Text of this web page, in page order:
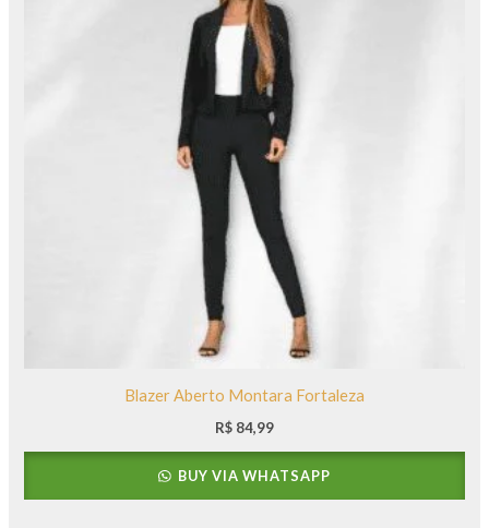
Blazer Aberto Montara Fortaleza
R$ 84,99
BUY VIA WHATSAPP